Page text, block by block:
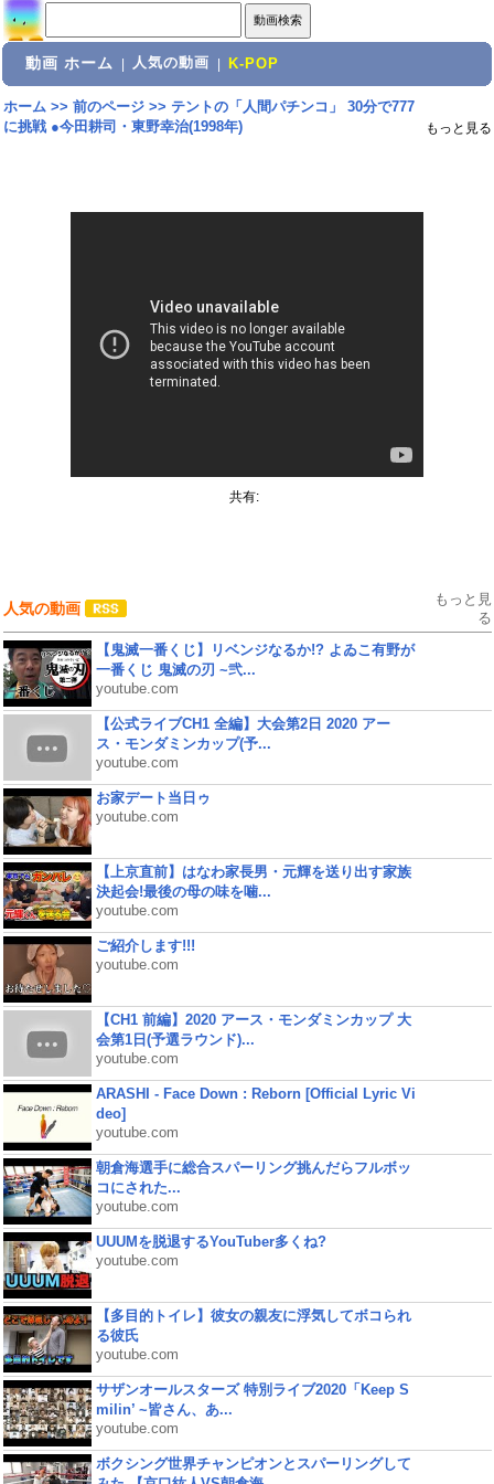
動画 ホーム 人気の動画 K-POP
ホーム>> 前のページ>> テントの「人間パチンコ」 30分で777
に挑戦 ●今田耕司・東野幸治(1998年)
もっと見る
共有:
人気の動画
もっと見
る
【鬼滅一番くじ】リベンジなるか!? よゐこ有野が
一番くじ 鬼滅の刃 ~弐...
youtube.com
【公式ライブCH1 全編】大会第2日 2020 アー
ス・モンダミンカップ(予...
youtube.com
お家デート当日ゥ
youtube.com
【上京直前】はなわ家長男・元輝を送り出す家族
決起会!最後の母の味を噛...
youtube.com
ご紹介します!!!
youtube.com
【CH1 前編】2020 アース・モンダミンカップ 大
会第1日(予選ラウンド)...
youtube.com
ARASHI - Face Down : Reborn [Official Lyric Vi
deo]
youtube.com
朝倉海選手に総合スパーリング挑んだらフルボッ
コにされた...
youtube.com
UUUMを脱退するYouTuber多くね?
youtube.com
【多目的トイレ】彼女の親友に浮気してボコられ
る彼氏
youtube.com
サザンオールスターズ 特別ライブ2020「Keep S
milin’ ~皆さん、あ...
youtube.com
ボクシング世界チャンピオンとスパーリングして